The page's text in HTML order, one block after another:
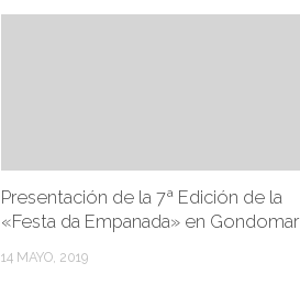
Presentación de la 7ª Edición de la
«Festa da Empanada» en Gondomar
14 MAYO, 2019